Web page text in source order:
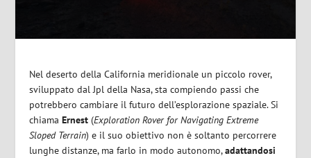
Nel deserto della California meridionale un piccolo rover,
sviluppato dal Jpl della Nasa, sta compiendo passi che
potrebbero cambiare il futuro dell’esplorazione spaziale. Si
chiamaErnest (Exploration Rover for Navigating Extreme
Sloped Terrain) e il suo obiettivo non è soltanto percorrere
lunghe distanze, ma farlo in modo autonomo,adattandosi